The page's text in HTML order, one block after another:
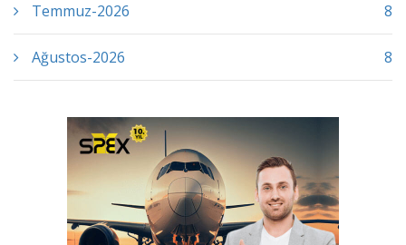
Temmuz-2026 8
Ağustos-2026 8